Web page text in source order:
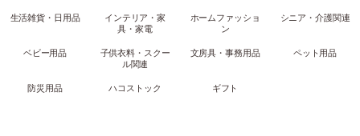
生活雑貨・日用品
インテリア・家
具・家電
ホームファッショ
ン
シニア・介護関連
ベビー用品
子供衣料・スクー
ル関連
文房具・事務用品 ペット用品
防災用品 ハコストック ギフト